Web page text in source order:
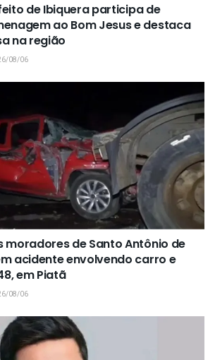
de Ibiquera participa de
ao Bom Jesus e destaca
na região
08/06
moradores de Santo Antônio de
acidente envolvendo carro e
em Piatã
08/06